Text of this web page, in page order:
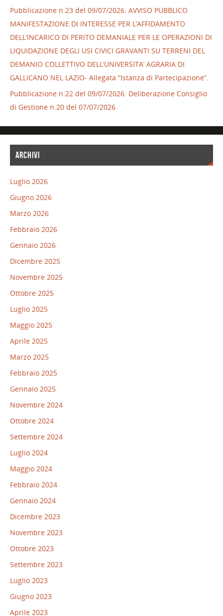
Pubblicazione n.23 del 09/07/2026: AVVISO PUBBLICO
MANIFESTAZIONE DI INTERESSE PER L’AFFIDAMENTO
DELL’INCARICO DI PERITO DEMANIALE PER LE OPERAZIONI DI
LIQUIDAZIONE DEGLI USI CIVICI GRAVANTI SU TERRENI DEL
DEMANIO COLLETTIVO DELL’UNIVERSITA’ AGRARIA DI
GALLICANO NEL LAZIO- Allegata “Istanza di Partecipazione”.
Pubblicazione n.22 del 09/07/2026: Deliberazione Consiglio
di Gestione n.20 del 07/07/2026
ARCHIVI
Luglio 2026
Giugno 2026
Marzo 2026
Febbraio 2026
Gennaio 2026
Dicembre 2025
Novembre 2025
Ottobre 2025
Luglio 2025
Maggio 2025
Aprile 2025
Marzo 2025
Febbraio 2025
Gennaio 2025
Novembre 2024
Ottobre 2024
Settembre 2024
Luglio 2024
Maggio 2024
Febbraio 2024
Gennaio 2024
Dicembre 2023
Novembre 2023
Ottobre 2023
Settembre 2023
Luglio 2023
Giugno 2023
Aprile 2023